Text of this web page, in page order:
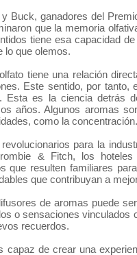
Buck, ganadores del
que la memoria
tiene esa capacidad
lo que olemos.
tiene una relación
Este sentido, por
Esta es la ciencia detrás
años. Algunos aromas
como la concentración.
para la
& Fitch, los
que resulten familiares
que contribuyan a
de aromas puede
o sensaciones vinculados
recuerdos.
capaz de crear una